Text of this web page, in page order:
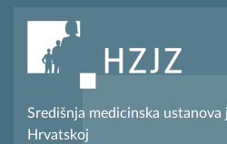
Središnja medicinska ustanova
Hrvatskoj